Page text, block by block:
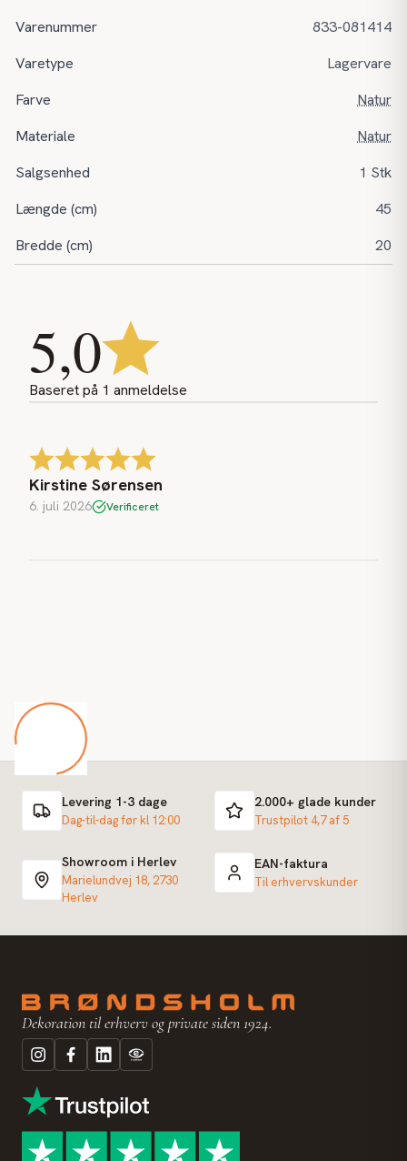
Varenummer
833-081414
Varetype
Lagervare
Farve
Natur
Materiale
Natur
Salgsenhed
1 Stk
Længde (cm)
45
Bredde (cm)
20
5,0
Baseret på 1 anmeldelse
Kirstine Sørensen
6. juli 2026 Verificeret
Levering 1-3 dage
Dag-til-dag før kl 12:00
2.000+ glade kunder
Trustpilot 4,7 af 5
Showroom i Herlev
Marielundvej 18, 2730
Herlev
EAN-faktura
Til erhvervskunder
Dekoration til erhverv og private siden 1924.